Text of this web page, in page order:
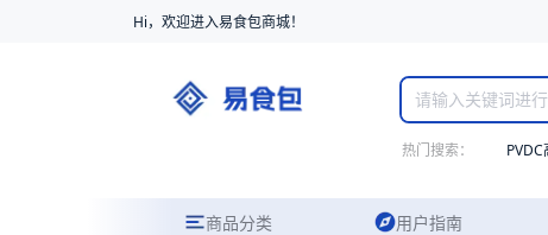
Hi，欢迎进入易食包商城！
热门搜索：
商品分类 用户指南